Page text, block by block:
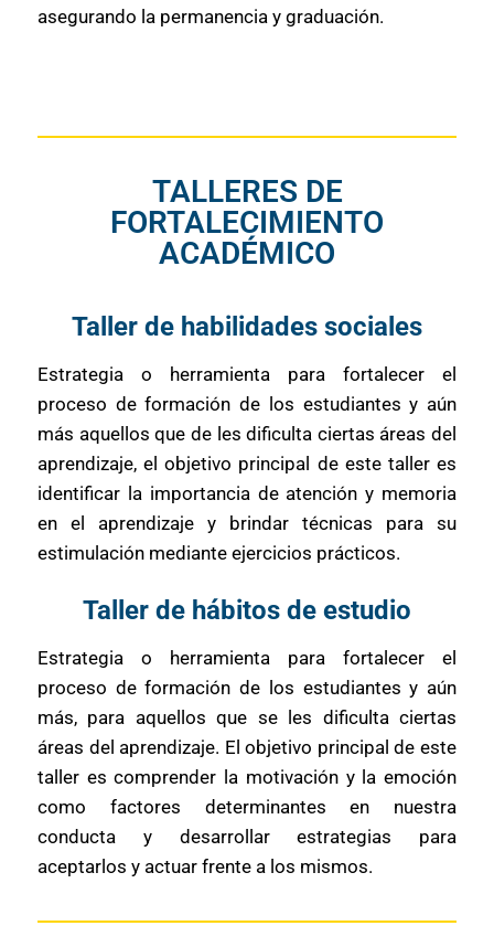
asegurando la permanencia y graduación.
TALLERES DE
FORTALECIMIENTO
ACADÉMICO
Taller de habilidades sociales
Estrategia o herramienta para fortalecer el
proceso de formación de los estudiantes y aún
más aquellos que de les dificulta ciertas áreas del
aprendizaje, el objetivo principal de este taller es
identificar la importancia de atención y memoria
en el aprendizaje y brindar técnicas para su
estimulación mediante ejercicios prácticos.
Taller de hábitos de estudio
Estrategia o herramienta para fortalecer el
proceso de formación de los estudiantes y aún
más, para aquellos que se les dificulta ciertas
áreas del aprendizaje. El objetivo principal de este
taller es comprender la motivación y la emoción
como factores determinantes en nuestra
conducta y desarrollar estrategias para
aceptarlos y actuar frente a los mismos.